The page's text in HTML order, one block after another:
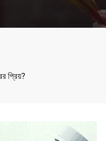
প্রিয়?